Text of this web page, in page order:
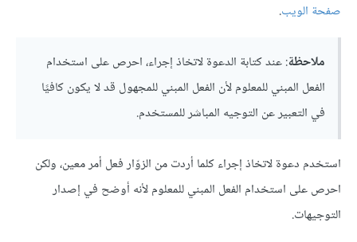
صفحة الويب.
ملاحظة: عند كتابة الدعوة لاتخاذ إجراء، احرص على استخدام
الفعل المبني للمعلوم لأن الفعل المبني للمجهول قد لا يكون كافيًا
في التعبير عن التوجيه المباشر للمستخدم.
استخدم دعوة لاتخاذ إجراء كلما أردت من الزوّار فعل أمر معين، ولكن
احرص على استخدام الفعل المبني للمعلوم لأنه أوضح في إصدار
التوجيهات.